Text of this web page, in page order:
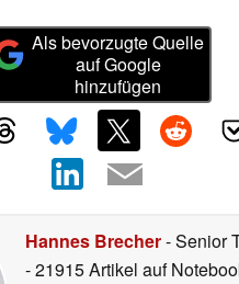
Als bevorzugte Quelle
auf Google
hinzufügen
Hannes Brecher- Senior
- 21915 Artikel auf